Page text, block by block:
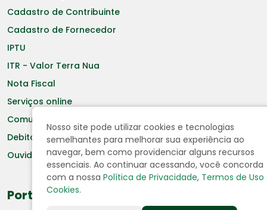
Cadastro de Contribuinte
Cadastro de Fornecedor
IPTU
ITR - Valor Terra Nua
Nota Fiscal
Serviços online
Comunicados e Termos
Debitos Imóveis
Ouvidoria
Portal da Transparência
Nosso site pode utilizar cookies e tecnologias
semelhantes para melhorar sua experiência ao
navegar, bem como providenciar alguns recursos
essenciais. Ao continuar acessando, você concorda
com a nossa Política de Privacidade, Termos de Uso
Cookies.